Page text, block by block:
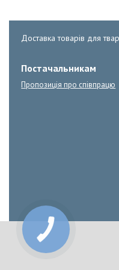
Доставка товарів для
Постачальникам
Пропозиція про співпрацю